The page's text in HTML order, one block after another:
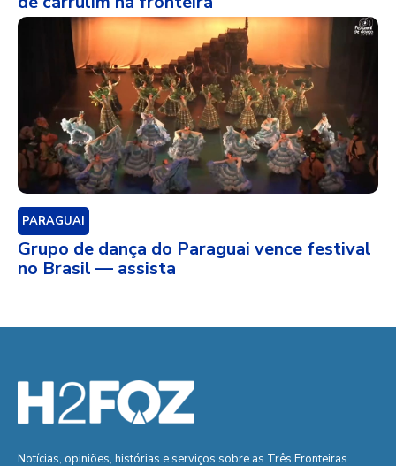
PARAGUAI
Grupo de dança do Paraguai vence festival
no Brasil — assista
Notícias, opiniões, histórias e serviços sobre as Três Fronteiras.